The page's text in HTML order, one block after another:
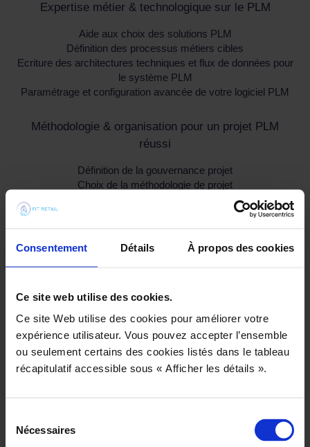
Consentement Détails À propos des cookies
Ce site web utilise des cookies.
Ce site Web utilise des cookies pour améliorer votre
expérience utilisateur. Vous pouvez accepter l’ensemble
ou seulement certains des cookies listés dans le tableau
récapitulatif accessible sous « Afficher les détails ».
Nécessaires
Expertise métier & technologique sur le PLM
Aide aux choix des solutions PLM
Définition des processus métiers cibles
Ecriture des architectures techniques et flux de données pour
le système PLM
Paramétrage et configuration avancée de votre logiciel PLM
Méthodologie & organisation pour un projet PLM
réussi
Définition de la gouvernance projet
Choix de la méthodologie de projet
Accompagnement du déploiement des solutions PLM
Renfort opérationnel / accompagnement projet
Elaboration des plans de tests et de qualification
Réalisation des documentations projets
AMOA / MOE specialisé sur le PLM
Formation & changement : adoptez votre nouveau
Création de programmes de formation sur-mesure selon votre